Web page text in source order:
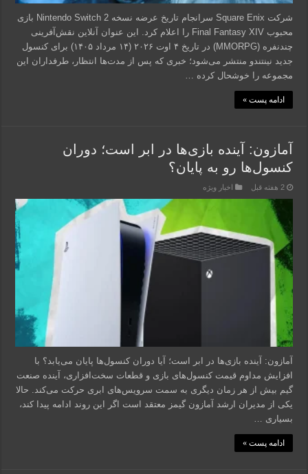
شرکت Square Enix سرانجام تاریخ عرضه نسخه Nintendo Switch 2 بازی
محبوب Final Fantasy XIV را اعلام کرد. این عنوان آنلاین نقش‌آفرینی
چندنفره (MMORPG) در تاریخ ۴ اوت ۲۰۲۶ (۱۴ مرداد ۱۴۰۵) برای کنسول
جدید نینتندو منتشر می‌شود؛ خبری که پس از مدت‌ها انتظار، طرفداران این
مجموعه را خوشحال کرده …
ادامه پست »
آمازون: آینده بازی‌ها در ابر است؛ دوران
کنسول‌ها رو به پایان؟
2 هفته قبل اخبار ویژه
آمازون: آینده بازی‌ها در ابر است؛ آیا دوران کنسول‌ها پایان می‌یابد؟ با
افزایش مداوم قیمت کنسول‌های بازی و قطعات سخت‌افزاری، آینده صنعت
گیم بیش از هر زمان دیگری به سمت سرویس‌های ابری حرکت می‌کند. حالا
یکی از مدیران ارشد آمازون گیمز معتقد است اگر این روند ادامه پیدا کند،
بسیاری …
ادامه پست »